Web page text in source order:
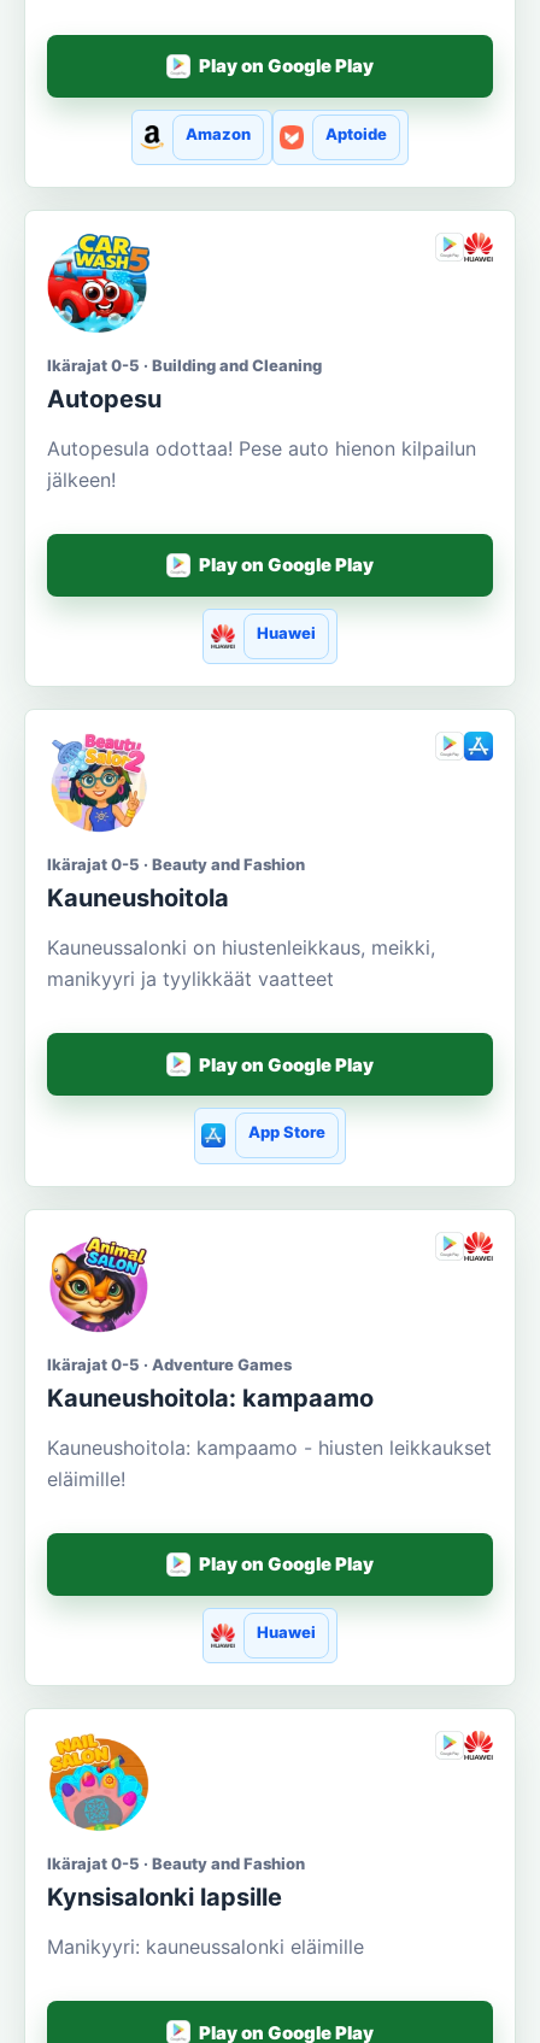
Play on Google Play
Amazon Aptoide
Ikärajat 0-5 · Building and Cleaning
Autopesu
Autopesula odottaa! Pese auto hienon kilpailun
jälkeen!
Play on Google Play
Huawei
Ikärajat 0-5 · Beauty and Fashion
Kauneushoitola
Kauneussalonki on hiustenleikkaus, meikki,
manikyyri ja tyylikkäät vaatteet
Play on Google Play
App Store
Ikärajat 0-5 · Adventure Games
Kauneushoitola: kampaamo
Kauneushoitola: kampaamo - hiusten leikkaukset
eläimille!
Play on Google Play
Huawei
Ikärajat 0-5 · Beauty and Fashion
Kynsisalonki lapsille
Manikyyri: kauneussalonki eläimille
Play on Google Play